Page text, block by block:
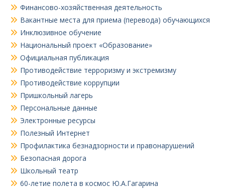
Финансово-хозяйственная деятельность
Вакантные места для приема (перевода) обучающихся
Инклюзивное обучение
Национальный проект «Образование»
Официальная публикация
Противодействие терроризму и экстремизму
Противодействие коррупции
Пришкольный лагерь
Персональные данные
Электронные ресурсы
Полезный Интернет
Профилактика безнадзорности и правонарушений
Безопасная дорога
Школьный театр
60-летие полета в космос Ю.А.Гагарина